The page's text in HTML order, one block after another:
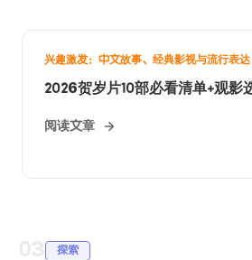
兴趣激发：中文故事、经典影视与流行表达
2026贺岁片10部必看清单+观影
阅读文章
探索